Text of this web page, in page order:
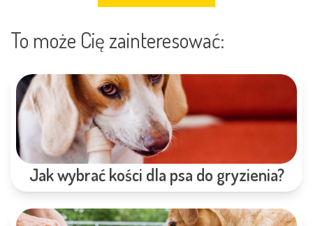
To może Cię zainteresować:
Jak wybrać kości dla psa do gryzienia?